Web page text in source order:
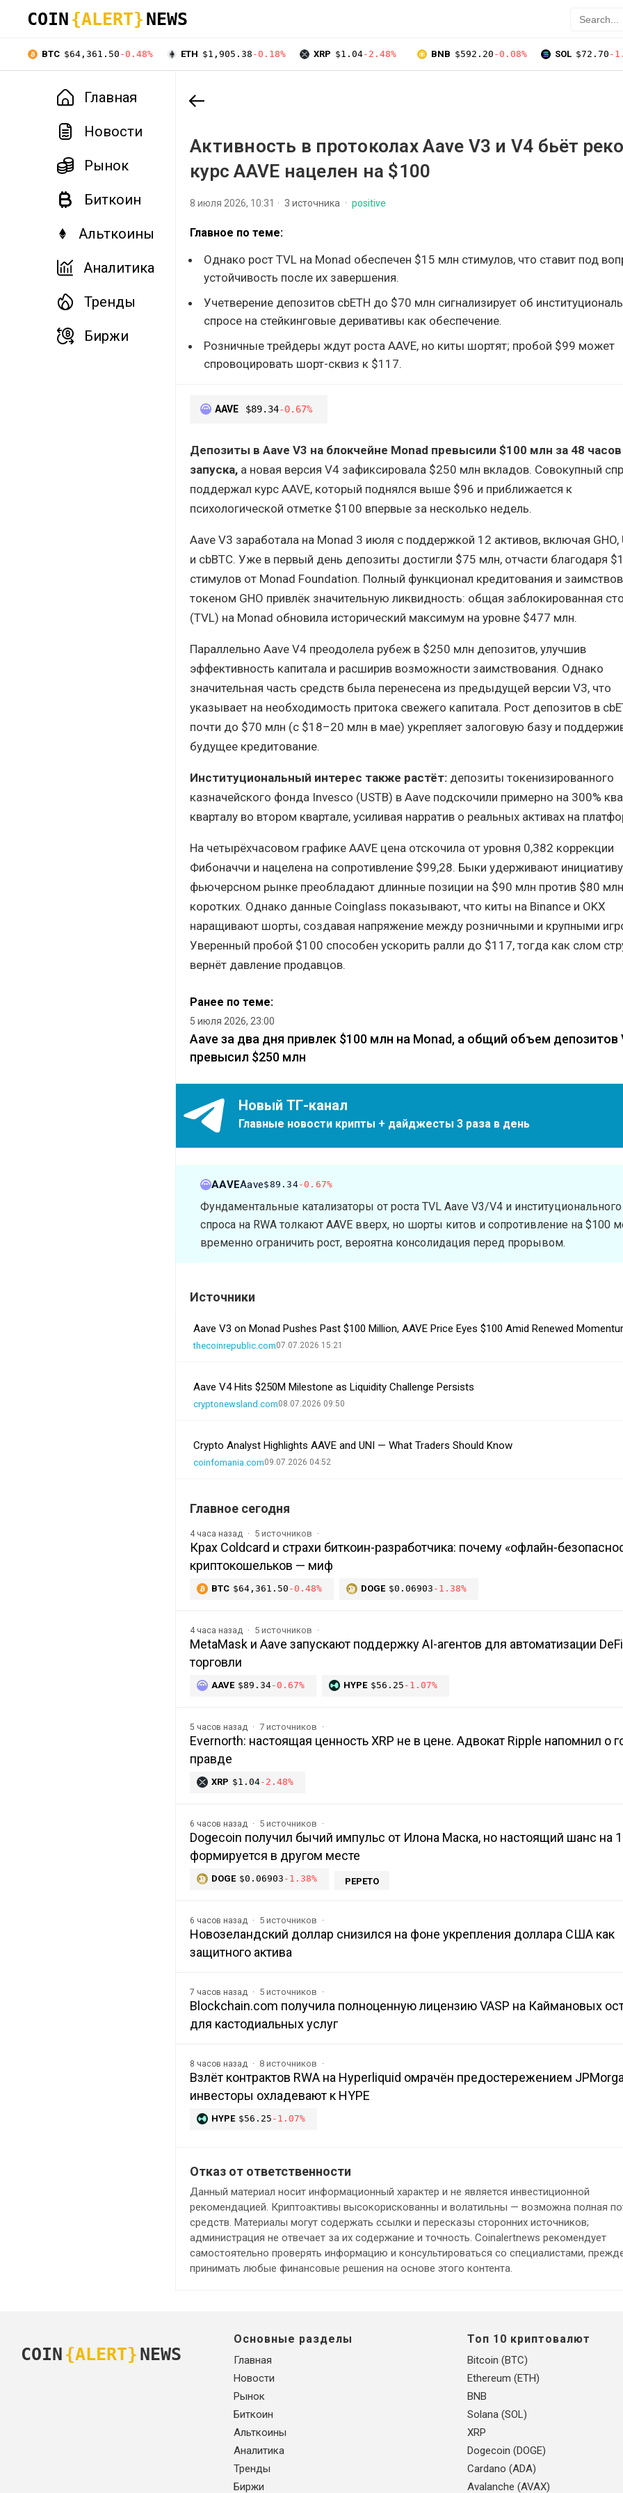
COIN {ALERT} NEWS
BTC $64,361.50 -0.48% ETH $1,905.38 -0.18% XRP $1.04-2.48% BNB $592.20 -0.08% SOL $72.70 -
Главная
Новости
Рынок
Биткоин
Альткоины
Аналитика
Тренды
Биржи
Активность в протоколах Aave V3 и V4 бьёт
курс AAVE нацелен на $100
8 июля 2026, 10:31 3 источника positive
Главное по теме:
Однако рост TVL на Monad обеспечен $15 млн стимулов, что ставит под
устойчивость после их завершения.
Учетверение депозитов cbETH до $70 млн сигнализирует об
спросе на стейкинговые деривативы как обеспечение.
Розничные трейдеры ждут роста AAVE, но киты шортят; пробой $99 может
спровоцировать шорт-сквиз к $117.
AAVE $89.34-0.67%
Депозиты в Aave V3 на блокчейне Monad превысили $100 млн за 48
запуска, а новая версия V4 зафиксировала $250 млн вкладов. Совокупный
поддержал курс AAVE, который поднялся выше $96 и приближается к
психологической отметке $100 впервые за несколько недель.
Aave V3 заработала на Monad 3 июля с поддержкой 12 активов, включая GHO,
и cbBTC. Уже в первый день депозиты достигли $75 млн, отчасти благодаря
стимулов от Monad Foundation. Полный функционал кредитования и
токеном GHO привлёк значительную ликвидность: общая заблокированная
(TVL) на Monad обновила исторический максимум на уровне $477 млн.
Параллельно Aave V4 преодолела рубеж в $250 млн депозитов, улучшив
эффективность капитала и расширив возможности заимствования. Однако
значительная часть средств была перенесена из предыдущей версии V3, что
указывает на необходимость притока свежего капитала. Рост депозитов в
почти до $70 млн (с $18–20 млн в мае) укрепляет залоговую базу и
будущее кредитование.
Институциональный интерес также растёт: депозиты токенизированного
казначейского фонда Invesco (USTB) в Aave подскочили примерно на 300%
кварталу во втором квартале, усиливая нарратив о реальных активах на
На четырёхчасовом графике AAVE цена отскочила от уровня 0,382 коррекции
Фибоначчи и нацелена на сопротивление $99,28. Быки удерживают
фьючерсном рынке преобладают длинные позиции на $90 млн против $80 млн
коротких. Однако данные Coinglass показывают, что киты на Binance и OKX
наращивают шорты, создавая напряжение между розничными и крупными
Уверенный пробой $100 способен ускорить ралли до $117, тогда как слом
вернёт давление продавцов.
Ранее по теме:
5 июля 2026, 23:00
Aave за два дня привлек $100 млн на Monad, а общий объем депозитов
превысил $250 млн
Новый ТГ-канал
Главные новости крипты + дайджесты 3 раза в день
AAVEAave$89.34-0.67%
Фундаментальные катализаторы от роста TVL Aave V3/V4 и институционального
спроса на RWA толкают AAVE вверх, но шорты китов и сопротивление на $100
временно ограничить рост, вероятна консолидация перед прорывом.
Источники
Aave V3 on Monad Pushes Past $100 Million, AAVE Price Eyes $100 Amid Renewed
thecoinrepublic.com07.07.2026 15:21
Aave V4 Hits $250M Milestone as Liquidity Challenge Persists
cryptonewsland.com08.07.2026 09:50
Crypto Analyst Highlights AAVE and UNI — What Traders Should Know
coinfomania.com09.07.2026 04:52
Главное сегодня
4 часа назад 5 источников
Крах Coldcard и страхи биткоин-разработчика: почему «офлайн-
криптокошельков — миф
BTC $64,361.50 -0.48% DOGE $0.06903 -1.38%
4 часа назад 5 источников
MetaMask и Aave запускают поддержку AI-агентов для автоматизации
торговли
AAVE $89.34-0.67% HYPE $56.25 -1.07%
5 часов назад 7 источников
Evernorth: настоящая ценность XRP не в цене. Адвокат Ripple напомнил о
правде
XRP $1.04-2.48%
6 часов назад 5 источников
Dogecoin получил бычий импульс от Илона Маска, но настоящий шанс на
формируется в другом месте
DOGE $0.06903 -1.38% PEPETO
6 часов назад 5 источников
Новозеландский доллар снизился на фоне укрепления доллара США как
защитного актива
7 часов назад 5 источников
Blockchain.com получила полноценную лицензию VASP на Каймановых
для кастодиальных услуг
8 часов назад 8 источников
Взлёт контрактов RWA на Hyperliquid омрачён предостережением
инвесторы охладевают к HYPE
HYPE $56.25 -1.07%
Отказ от ответственности
Данный материал носит информационный характер и не является инвестиционной
рекомендацией. Криптоактивы высокорискованны и волатильны — возможна полная
средств. Материалы могут содержать ссылки и пересказы сторонних источников;
администрация не отвечает за их содержание и точность. Coinalertnews рекомендует
самостоятельно проверять информацию и консультироваться со специалистами,
принимать любые финансовые решения на основе этого контента.
COIN {ALERT} NEWS
Основные разделы
Главная
Новости
Рынок
Биткоин
Альткоины
Аналитика
Тренды
Биржи
Топ 10 криптовалют
Bitcoin (BTC)
Ethereum (ETH)
BNB
Solana (SOL)
XRP
Dogecoin (DOGE)
Cardano (ADA)
Avalanche (AVAX)